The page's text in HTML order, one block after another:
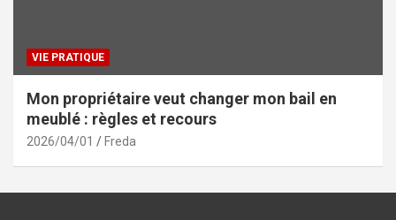
VIE PRATIQUE
Mon propriétaire veut changer mon bail en
meublé : règles et recours
2026/04/01 Freda